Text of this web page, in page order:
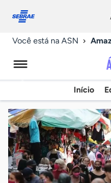
conosco
Você está na ASN
Início